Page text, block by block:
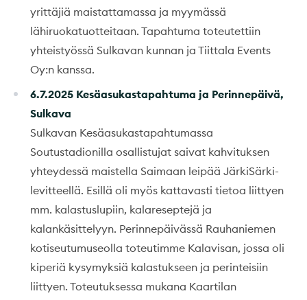
yrittäjiä maistattamassa ja myymässä
lähiruokatuotteitaan. Tapahtuma toteutettiin
yhteistyössä Sulkavan kunnan ja Tiittala Events
Oy:n kanssa.
6.7.2025 Kesäasukastapahtuma ja Perinnepäivä,
Sulkava
Sulkavan Kesäasukastapahtumassa
Soutustadionilla osallistujat saivat kahvituksen
yhteydessä maistella Saimaan leipää JärkiSärki-
levitteellä. Esillä oli myös kattavasti tietoa liittyen
mm. kalastuslupiin, kalareseptejä ja
kalankäsittelyyn. Perinnepäivässä Rauhaniemen
kotiseutumuseolla toteutimme Kalavisan, jossa oli
kiperiä kysymyksiä kalastukseen ja perinteisiin
liittyen. Toteutuksessa mukana Kaartilan